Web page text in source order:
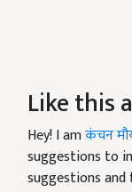
Like this
Hey! I amकंचन
suggestions to
suggestions and